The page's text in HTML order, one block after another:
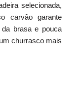
selecionada,
carvão garante
da brasa e pouca
churrasco mais